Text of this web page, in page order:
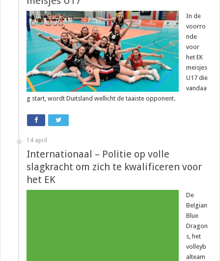
In de
voorro
nde
voor
het EK
meisjes
U17 die
vandaa
g start, wordt Duitsland wellicht de taaiste opponent.
14 april
Internationaal – Politie op volle
slagkracht om zich te kwalificeren voor
het EK
De
Belgian
Blue
Dragon
s, het
volleyb
alteam